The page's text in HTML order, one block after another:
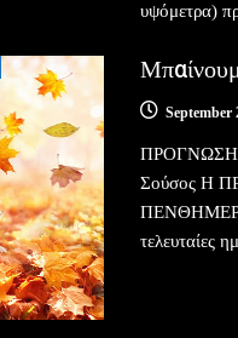
υψόμετρα)
September
ΠΡΟΓΝΩΣΗ
Σούσος Η
ΠΕΝΘΗΜΕΡΟ
τελευταίες